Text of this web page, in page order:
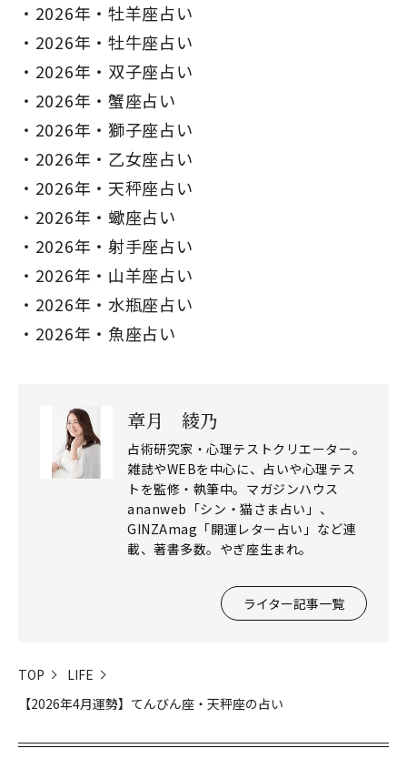
2026年・牡羊座占い
2026年・牡牛座占い
2026年・双子座占い
2026年・蟹座占い
2026年・獅子座占い
2026年・乙女座占い
2026年・天秤座占い
2026年・蠍座占い
2026年・射手座占い
2026年・山羊座占い
2026年・水瓶座占い
2026年・魚座占い
章月 綾乃
占術研究家・心理テストクリエーター。
雑誌やWEBを中心に、占いや心理テス
トを監修・執筆中。マガジンハウス
ananweb「シン・猫さま占い」、
GINZAmag「開運レター占い」など連
載、著書多数。やぎ座生まれ。
ライター記事一覧
TOP
LIFE
【2026年4月運勢】てんびん座・天秤座の占い